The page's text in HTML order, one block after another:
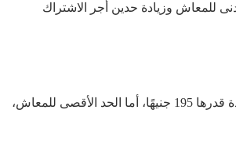
للمعاش وزيادة حدين أجر الاشتراك
وسيصبح الحد الأدنى للمعاش 1495 جنيهًا بدلًا من 1300 جنيه، مما يمثل زيادة قدرها 195 جنيهًا، أما الحد الأقصى للمعاش،